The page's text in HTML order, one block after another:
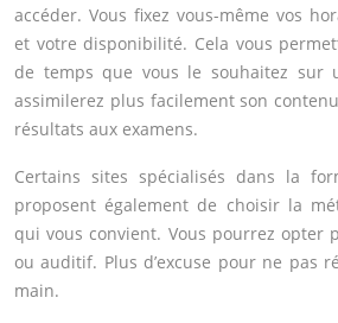
accéder. Vous fixez vous-même vos
et votre disponibilité. Cela vous
de temps que vous le souhaitez sur
assimilerez plus facilement son
résultats aux examens.
Certains sites spécialisés dans la
proposent également de choisir la
qui vous convient. Vous pourrez opter
ou auditif. Plus d’excuse pour ne pas
main.